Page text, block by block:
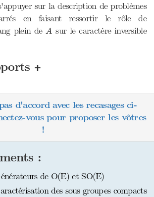
sur la description de problèmes
en faisant ressortir le rôle de
plein deA
A sur le caractère inversible
+
d'accord avec les recasages ci-
vous pour proposer les vôtres
!
:
de O(E) et SO(E)
des sous groupes compacts